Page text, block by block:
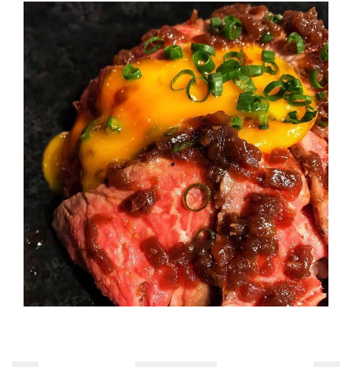
この店舗情報をシェアする
【自家製ローストビー | 肉バル GLOBAR(グラバー) 柏店
千葉県柏市柏３丁目１－６
https://worldbeerkitchen-glovar.owst.jp/blogs/2378084
お店情報をコピー